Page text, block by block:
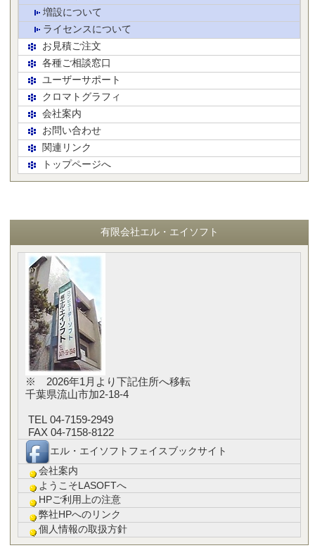
増設について
ライセンスについて
お見積ご注文
各種ご相談窓口
ユーザーサポート
クロマトグラフィ
会社案内
お問い合わせ
関連リンク
トップページへ
有限会社エル・エイソフト
※ 2026年1月より下記住所へ移転
千葉県流山市加2-18-4
TEL 04-7159-2949
FAX 04-7158-8122
エル・エイソフトフェイスブックサイト
会社案内
ようこそLASOFTへ
HPご利用上の注意
弊社HPへのリンク
個人情報の取扱方針